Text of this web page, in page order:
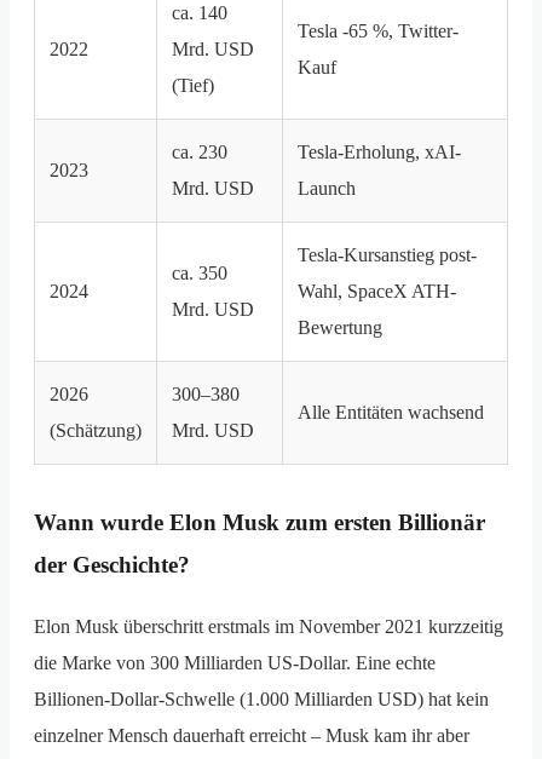
2022
ca. 140
Mrd. USD
(Tief)
Tesla -65 %, Twitter-
Kauf
2023
ca. 230
Mrd. USD
Tesla-Erholung, xAI-
Launch
2024
ca. 350
Mrd. USD
Tesla-Kursanstieg post-
Wahl, SpaceX ATH-
Bewertung
2026
(Schätzung)
300–380
Mrd. USD
Alle Entitäten wachsend
Wann wurde Elon Musk zum ersten Billionär
der Geschichte?
Elon Musk überschritt erstmals im November 2021 kurzzeitig
die Marke von 300 Milliarden US-Dollar. Eine echte
Billionen-Dollar-Schwelle (1.000 Milliarden USD) hat kein
einzelner Mensch dauerhaft erreicht – Musk kam ihr aber